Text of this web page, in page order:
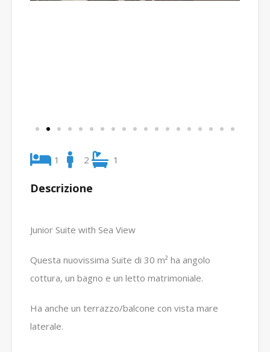
1 2 1
Descrizione
Junior Suite with Sea View
Questa nuovissima Suite di 30 m² ha angolo
cottura, un bagno e un letto matrimoniale.
Ha anche un terrazzo/balcone con vista mare
laterale.